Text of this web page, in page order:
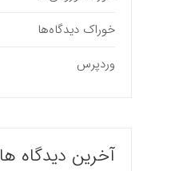
خوراک دیدگاه‌ها
وردپرس
آخرین دیدگاه ها